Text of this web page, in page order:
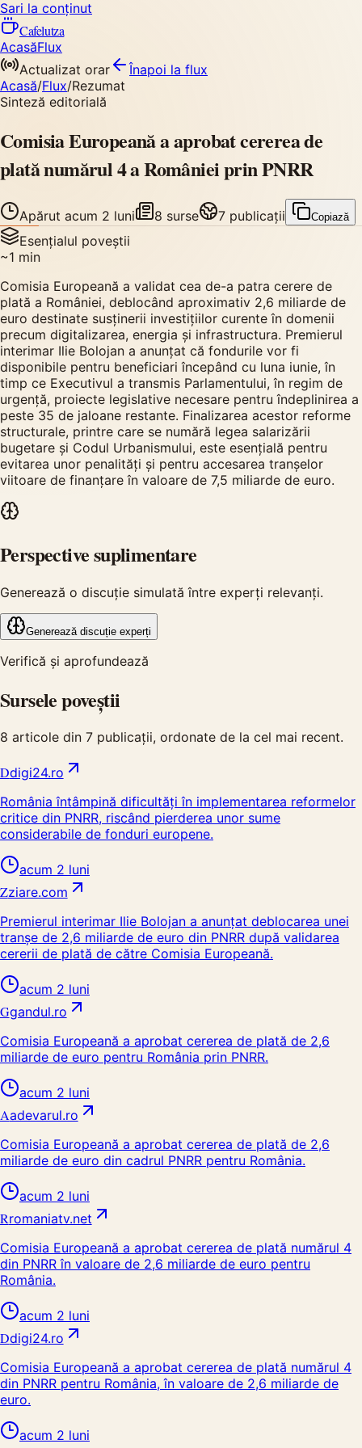
Sari la conținut
Cafelutza
AcasăFlux
Actualizat orar
Înapoi la flux
Acasă/Flux/Rezumat
Sinteză editorială
Comisia Europeană a aprobat cererea de
plată numărul 4 a României prin PNRR
Apărut acum 2 luni 8 surse 7 publicații Copiază
Esențialul poveștii
~1 min
Comisia Europeană a validat cea de-a patra cerere de
plată a României, deblocând aproximativ 2,6 miliarde de
euro destinate susținerii investițiilor curente în domenii
precum digitalizarea, energia și infrastructura. Premierul
interimar Ilie Bolojan a anunțat că fondurile vor fi
disponibile pentru beneficiari începând cu luna iunie, în
timp ce Executivul a transmis Parlamentului, în regim de
urgență, proiecte legislative necesare pentru îndeplinirea a
peste 35 de jaloane restante. Finalizarea acestor reforme
structurale, printre care se numără legea salarizării
bugetare și Codul Urbanismului, este esențială pentru
evitarea unor penalități și pentru accesarea tranșelor
viitoare de finanțare în valoare de 7,5 miliarde de euro.
Perspective suplimentare
Generează o discuție simulată între experți relevanți.
Generează discuție experți
Verifică și aprofundează
Sursele poveștii
8 articole din 7 publicații, ordonate de la cel mai recent.
Ddigi24.ro
România întâmpină dificultăți în implementarea reformelor
critice din PNRR, riscând pierderea unor sume
considerabile de fonduri europene.
acum 2 luni
Zziare.com
Premierul interimar Ilie Bolojan a anunțat deblocarea unei
tranșe de 2,6 miliarde de euro din PNRR după validarea
cererii de plată de către Comisia Europeană.
acum 2 luni
Ggandul.ro
Comisia Europeană a aprobat cererea de plată de 2,6
miliarde de euro pentru România prin PNRR.
acum 2 luni
Aadevarul.ro
Comisia Europeană a aprobat cererea de plată de 2,6
miliarde de euro din cadrul PNRR pentru România.
acum 2 luni
Rromaniatv.net
Comisia Europeană a aprobat cererea de plată numărul 4
din PNRR în valoare de 2,6 miliarde de euro pentru
România.
acum 2 luni
Ddigi24.ro
Comisia Europeană a aprobat cererea de plată numărul 4
din PNRR pentru România, în valoare de 2,6 miliarde de
euro.
acum 2 luni